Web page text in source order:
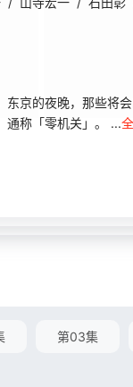
的夜晚，那些将会
通称「零机关」。 ...
第03集